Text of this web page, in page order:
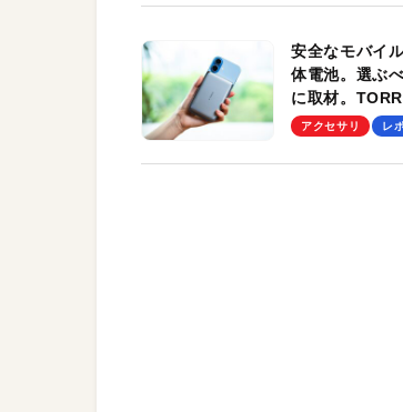
安全なモバイ
体電池。選ぶ
に取材。
Pro」の実機レ
アクセサリ レ